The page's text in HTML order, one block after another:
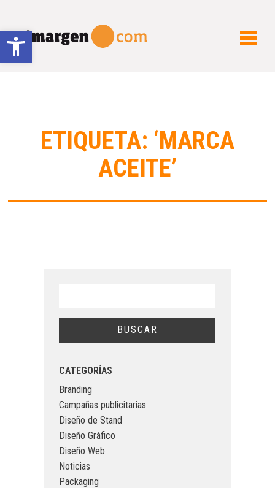
Abrir barra de herramientas
ETIQUETA: ‘MARCA
ACEITE’
CATEGORÍAS
Branding
Campañas publicitarias
Diseño de Stand
Diseño Gráfico
Diseño Web
Noticias
Packaging